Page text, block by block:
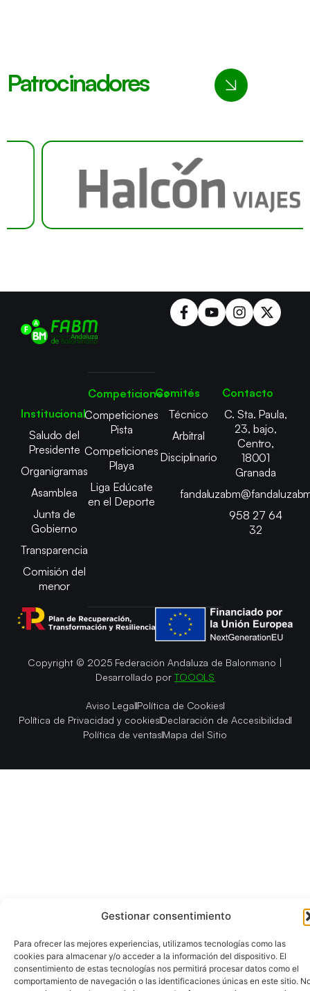
Gestionar consentimiento
Para ofrecer las mejores experiencias, utilizamos tecnologías como las
cookies para almacenar y/o acceder a la información del dispositivo. El
consentimiento de estas tecnologías nos permitirá procesar datos como el
comportamiento de navegación o las identificaciones únicas en este sitio.
Patrocinadores
Institucional
Saludo del
Presidente
Organigramas
Asamblea
Junta de
Gobierno
Transparencia
Comisión del
menor
Competiciones
Competiciones
Pista
Competiciones
Playa
Liga Edúcate
en el Deporte
Comités
Técnico
Arbitral
Disciplinario
Contacto
C. Sta. Paula,
23, bajo,
Centro,
18001
Granada
958 27 64
32
Copyright © 2025 Federación Andaluza de Balonmano |
Desarrollado por TOOOLS
Aviso LegalPolítica de Cookies
Política de Privacidad y cookiesDeclaración de Accesibilidad
Política de ventasMapa del Sitio